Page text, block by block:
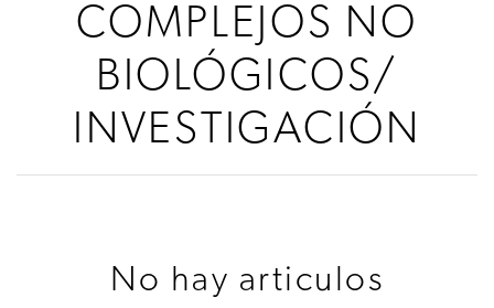
COMPLEJOS NO
BIOLÓGICOS/
INVESTIGACIÓN
No hay articulos